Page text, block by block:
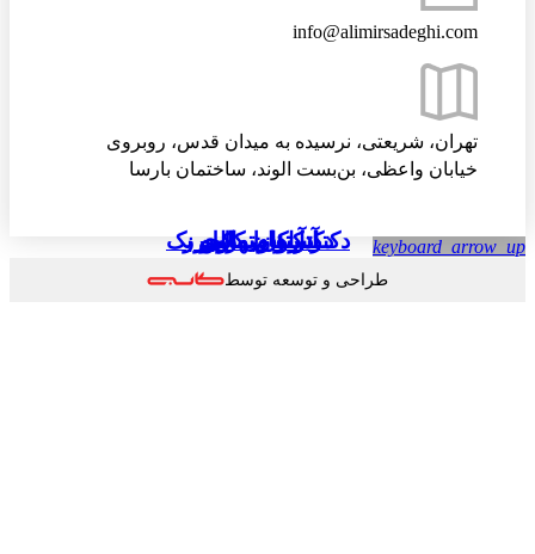
استفان کاوی
Stephen Richards Covey
دکتر میهالی
mihaly csikszentmihalyi
دکتر آرون تمکین بک
دکتر کارل راجرز
آبراهام مازلو
Abraham Maslow
info@alimirsadeghi.com
تهران، شریعتی، نرسیده به میدان قدس، روبروی
خیابان واعظی، بن‌بست الوند، ساختمان بارسا
طراحی و توسعه توسط